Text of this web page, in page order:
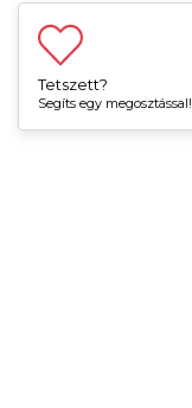
Tetszett?
Segíts egy megosztással!